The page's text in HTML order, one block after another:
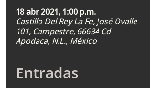
18 abr 2021, 1:00 p.m.
Castillo Del Rey La Fe, José Ovalle
101, Campestre, 66634 Cd
Apodaca, N.L., México
Entradas